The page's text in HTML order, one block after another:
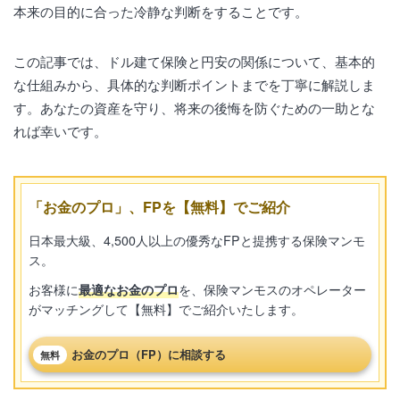
本来の目的に合った冷静な判断をすることです。
この記事では、ドル建て保険と円安の関係について、基本的
な仕組みから、具体的な判断ポイントまでを丁寧に解説しま
す。あなたの資産を守り、将来の後悔を防ぐための一助とな
れば幸いです。
「お金のプロ」、FPを【無料】でご紹介
日本最大級、4,500人以上の優秀なFPと提携する保険マンモ
ス。
お客様に最適なお金のプロを、保険マンモスのオペレーター
がマッチングして【無料】でご紹介いたします。
無料 お金のプロ（FP）に相談する